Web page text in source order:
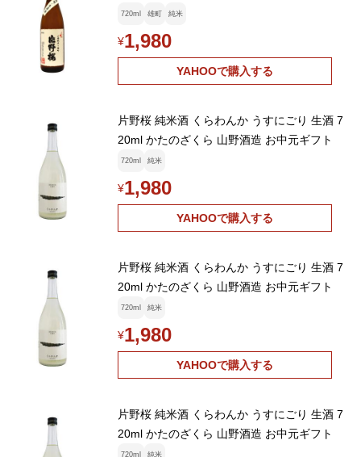
720ml 雄町 純米
¥1,980
YAHOOで購入する
片野桜 純米酒 くらわんか うすにごり 生酒 7
20ml かたのざくら 山野酒造 お中元ギフト
720ml 純米
¥1,980
YAHOOで購入する
片野桜 純米酒 くらわんか うすにごり 生酒 7
20ml かたのざくら 山野酒造 お中元ギフト
720ml 純米
¥1,980
YAHOOで購入する
片野桜 純米酒 くらわんか うすにごり 生酒 7
20ml かたのざくら 山野酒造 お中元ギフト
720ml 純米